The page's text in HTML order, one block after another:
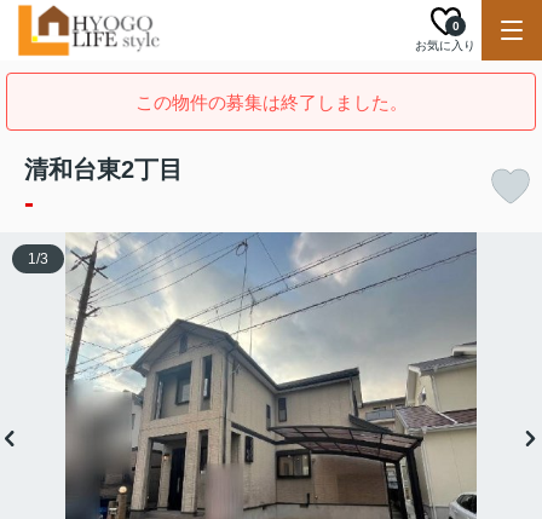
お気に入り
0
この物件の募集は終了しました。
清和台東2丁目
-
1/3